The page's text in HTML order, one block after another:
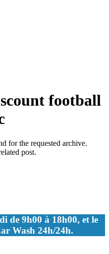
football
for the requested archive.
post.
de 9h00 à 18h00, et le
Wash 24h/24h.